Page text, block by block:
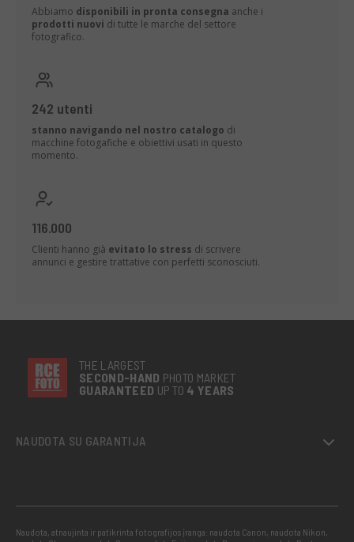
Abbiamo disponibili in pronta consegna anche i
prodotti nuovi di tutte le marche del settore
fotografico.
242 utenti
stanno navigando nel nostro catalogo di
macchine fotogafiche e obiettivi usati in questo
momento.
116.000
Clienti hanno già evitato lo stress di scrivere
annunci e gestire trattative con perfetti sconosciuti.
THE LARGEST
SECOND-HAND PHOTO MARKET
GUARANTEED UP TO 4 YEARS
NAUDOTA SU GARANTIJA
Naudota, atnaujinta ir patikrinta fotografijos įranga: naudota Canon, naudota Nikon,